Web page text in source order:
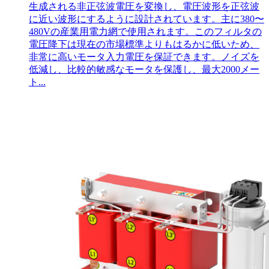
生成される非正弦波電圧を変換し、電圧波形を正弦波
に近い波形にするように設計されています。主に380〜
480Vの産業用電力網で使用されます。このフィルタの
電圧降下は現在の市場標準よりもはるかに低いため、
非常に高いモータ入力電圧を保証できます。ノイズを
低減し、比較的敏感なモータを保護し、最大2000メー
ト...